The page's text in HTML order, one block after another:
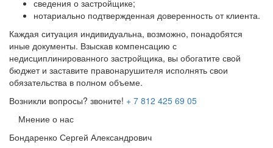
сведения о застройщике;
нотариально подтвержденная доверенность от клиента.
Каждая ситуация индивидуальна, возможно, понадобятся
иные документы. Взыскав компенсацию с
недисциплинированного застройщика, вы обогатите свой
бюджет и заставите правонарушителя исполнять свои
обязательства в полном объеме.
Возникли вопросы? звоните! + 7 812 425 69 05
Мнение о нас
Бондаренко Сергей Александрович